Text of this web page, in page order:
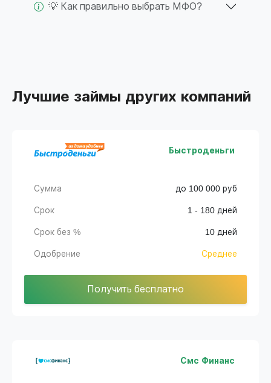
💡 Как правильно выбрать МФО?
Лучшие займы других компаний
Быстроденьги
Сумма до 100 000 руб
Срок 1 - 180 дней
Срок без % 10 дней
Одобрение Среднее
Получить бесплатно
Смс Финанс